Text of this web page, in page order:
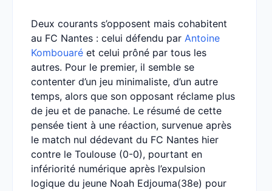
Deux courants s’opposent mais cohabitent
au FC Nantes : celui défendu par Antoine
Kombouaré et celui prôné par tous les
autres. Pour le premier, il semble se
contenter d’un jeu minimaliste, d’un autre
temps, alors que son opposant réclame plus
de jeu et de panache. Le résumé de cette
pensée tient à une réaction, survenue après
le match nul dédevant du FC Nantes hier
contre le Toulouse (0-0), pourtant en
infériorité numérique après l’expulsion
logique du jeune Noah Edjouma(38e) pour